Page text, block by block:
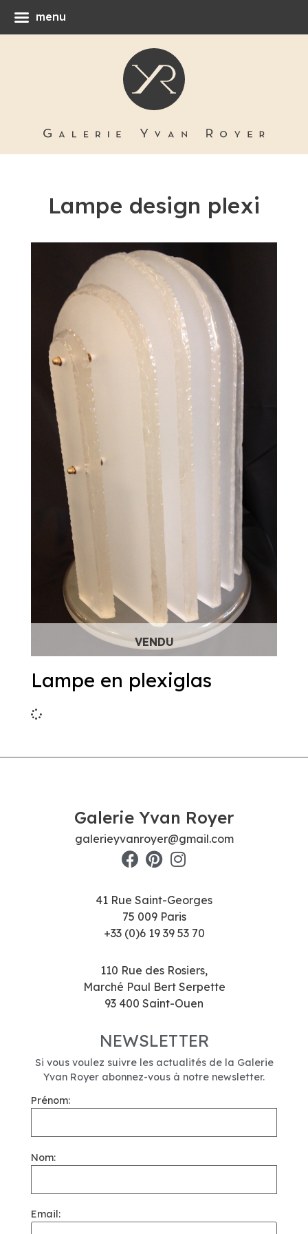
Lampe design plexi
Lampe en plexiglas
Galerie Yvan Royer
galerieyvanroyer@gmail.com
41 Rue Saint-Georges
75 009 Paris
+33 (0)6 19 39 53 70
110 Rue des Rosiers,
Marché Paul Bert Serpette
93 400 Saint-Ouen
NEWSLETTER
Si vous voulez suivre les actualités de la Galerie
Yvan Royer abonnez-vous à notre newsletter.
Prénom:
Nom:
Email:
menu